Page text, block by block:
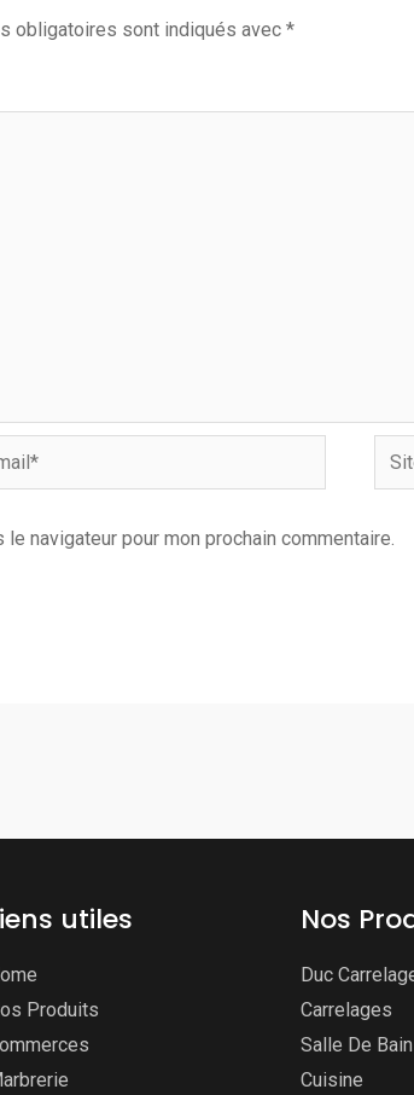
obligatoires sont indiqués avec *
Site
navigateur pour mon prochain commentaire.
utiles
Produits
Nos
Duc
Carrelages
Salle De
Cuisine